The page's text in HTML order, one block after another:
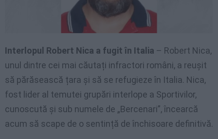
Interlopul Robert Nica a fugit în Italia – Robert Nica,
unul dintre cei mai căutați infractori români, a reușit
să părăsească țara și să se refugieze în Italia. Nica,
fost lider al temutei grupări interlope a Sportivilor,
cunoscută și sub numele de „Bercenari”, încearcă
acum să scape de o sentință de închisoare definitivă.